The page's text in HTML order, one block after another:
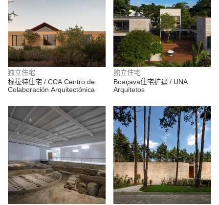
独立住宅
穆拉特住宅 / CCA Centro de
Colaboración Arquitectónica
独立住宅
Boaçava住宅扩建 / UNA
Arquitetos